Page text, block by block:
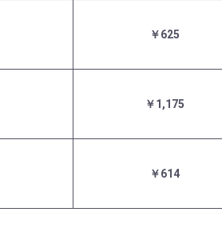
￥625
￥1,175
￥614